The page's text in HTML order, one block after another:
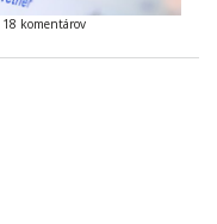
18 komentárov